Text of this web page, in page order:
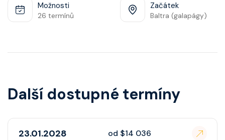
Možnosti
26 termínů
Začátek
Baltra (galapágy)
Další dostupné termíny
23.01.2028 od $14 036